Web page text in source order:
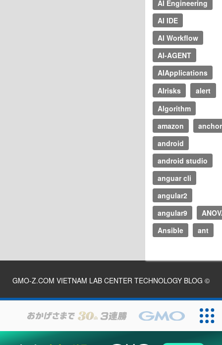
AI Engineering
AI IDE
AI Workflow
AI-AGENT
AIApplications
AIrisks
alert
Algorithm
amazon
anchor
android
android studio
anguar cli
angular2
angular9
Ansible
ant
GMO-Z.COM VIETNAM LAB CENTER TECHNOLOGY BLOG ©
2026